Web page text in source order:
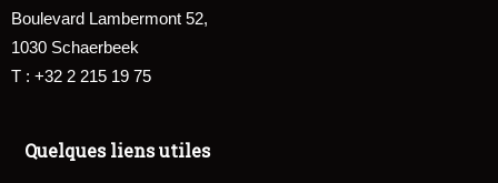
Boulevard Lambermont 52,
1030 Schaerbeek
T : +32 2 215 19 75
Quelques liens utiles